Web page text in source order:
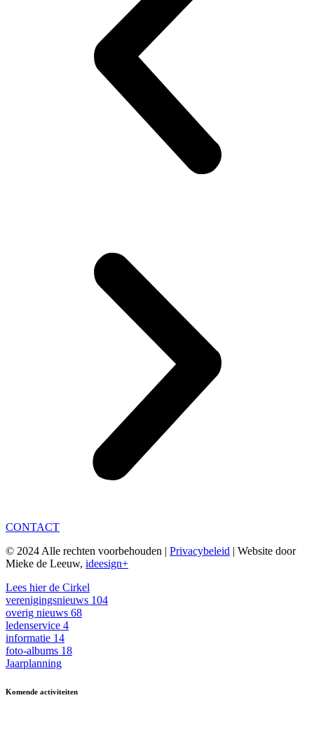
CONTACT
© 2024 Alle rechten voorbehouden | Privacybeleid | Website door
Mieke de Leeuw, ideesign+
Lees hier de Cirkel
verenigingsnieuws 104
overig nieuws 68
ledenservice 4
informatie 14
foto-albums 18
Jaarplanning
Komende activiteiten